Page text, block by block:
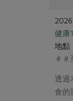
健康
地點
＃＃
透過
食的